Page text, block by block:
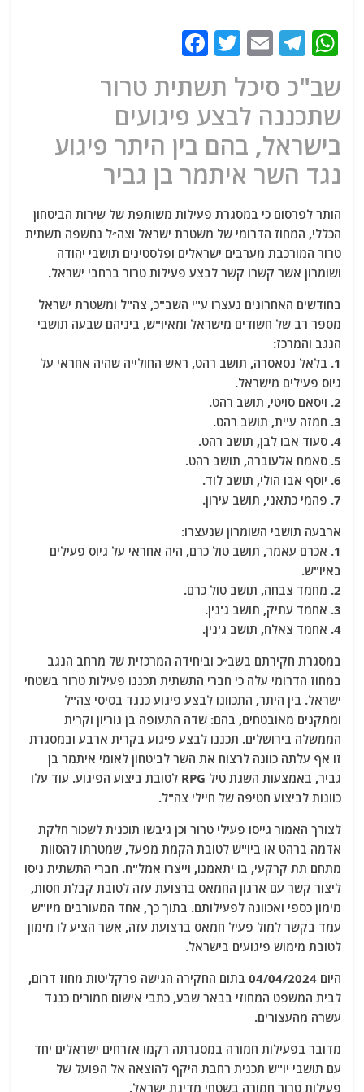
W
h
at
s
A
p
T
e
g
ra
m
E
m
ai
l
T
itt
er
c
e
b
o
k
שב"כ סיכל תשתית טרור
שתכננה לבצע פיגועים
בישראל, בהם בין היתר פיגוע
נגד השר איתמר בן גביר
הותר לפרסום כי במסגרת פעילות משותפת של שירות הביטחון
הכללי, המחוז הדרומי של משטרת ישראל וצה״ל נחשפה תשתית
טרור המורכבת מערבים ישראלים ופלסטינים תושבי יהודה
ושומרון אשר קשרו קשר לבצע פעילות טרור ברחבי ישראל.
בחודשים האחרונים נעצרו ע"י השב"כ, צה"ל ומשטרת ישראל
מספר רב של חשודים מישראל ומאיו"ש, ביניהם שבעה תושבי
הנגב והמרכז:
1. בלאל נסאסרה, תושב רהט, ראש החולייה שהיה אחראי על
גיוס פעילים מישראל.
2. ויסאם סויטי, תושב רהט.
3. חמזה ע'ית, תושב רהט.
4. סעוד אבו לבן, תושב רהט.
5. סאמח אלעוברה, תושב רהט.
6. יוסף אבו הולי, תושב לוד.
7. פהמי כתאני, תושב עירון.
ארבעה תושבי השומרון שנעצרו:
1. אכרם עאמר, תושב טול כרם, היה אחראי על גיוס פעילים
באיו"ש.
2. מחמד צבחה, תושב טול כרם.
3. אחמד עתיק, תושב ג'נין.
4. אחמד צאלח, תושב ג'נין.
במסגרת חקירתם בשב״כ וביחידה המרכזית של מרחב הנגב
במחוז הדרומי עלה כי חברי התשתית תכננו פעילות טרור בשטחי
ישראל. בין היתר, התכוונו לבצע פיגוע כנגד בסיסי צה"ל
ומתקנים מאובטחים, בהם: שדה התעופה בן גוריון וקרית
הממשלה בירושלים. תכננו לבצע פיגוע בקרית ארבע ובמסגרת
זו אף עלתה כוונה לרצוח את השר לביטחון לאומי איתמר בן
גביר, באמצעות השגת טיל RPG לטובת ביצוע הפיגוע. עוד עלו
כוונות לביצוע חטיפה של חיילי צה"ל.
לצורך האמור גייסו פעילי טרור וכן גיבשו תוכנית לשכור חלקת
אדמה ברהט או ביו"ש לטובת הקמת מפעל, שמטרתו להסוות
מתחם תת קרקעי, בו יתאמנו, וייצרו אמל"ח. חברי התשתית ניסו
ליצור קשר עם ארגון החמאס ברצועת עזה לטובת קבלת חסות,
מימון כספי ואכוונה לפעילותם. בתוך כך, אחד המעורבים מיו"ש
עמד בקשר למול פעיל חמאס ברצועת עזה, אשר הציע לו מימון
לטובת מימוש פיגועים בישראל.
היום 04/04/2024 בתום החקירה הגישה פרקליטות מחוז דרום,
לבית המשפט המחוזי בבאר שבע, כתבי אישום חמורים כנגד
עשרה מהעצורים.
מדובר בפעילות חמורה במסגרתה רקמו אזרחים ישראלים יחד
עם תושבי יו"ש תכנית רחבת היקף להוצאה אל הפועל של
פעילות טרור חמורה בשטחי מדינת ישראל.